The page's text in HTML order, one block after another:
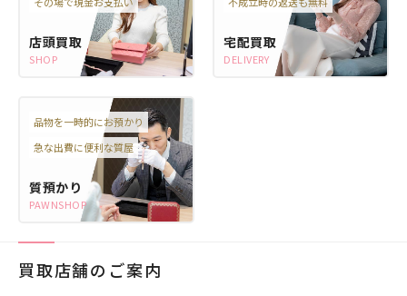
店頭買取
SHOP
宅配買取
DELIVERY
質預かり
PAWNSHOP
品物を一時的にお預かり
急な出費に便利な質屋
買取店舗のご案内